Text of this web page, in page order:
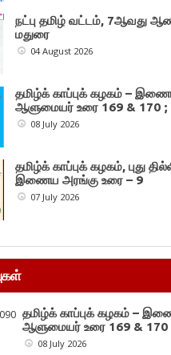
நட்பு தமிழ் வட்டம், 7ஆவது
மதுரை
04 August 2026
தமிழ்க் காப்புக் கழகம் –
ஆளுமையர் உரை 169 & 170 ;
08 July 2026
தமிழ்க் காப்புக் கழகம், புது
இணைய அரங்கு உரை – 9
07 July 2026
தமிழ்க் காப்புக் கழகம் –
ஆளுமையர் உரை 169 & 170
08 July 2026